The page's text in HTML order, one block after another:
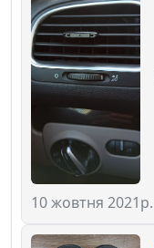
10 жовтня 2021р.